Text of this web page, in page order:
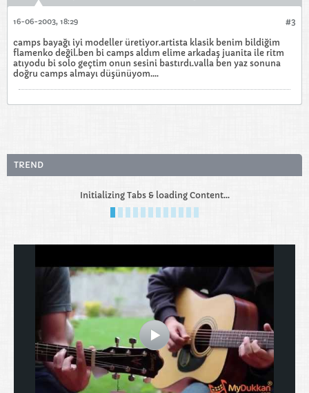
#3
16-06-2003, 18:29
camps bayağı iyi modeller üretiyor.artista klasik benim bildiğim
flamenko değil.ben bi camps aldım elime arkadaş juanita ile ritm
atıyodu bi solo geçtim onun sesini bastırdı.valla ben yaz sonuna
doğru camps almayı düşünüyom....
TREND
Initializing Tabs & loading Content...